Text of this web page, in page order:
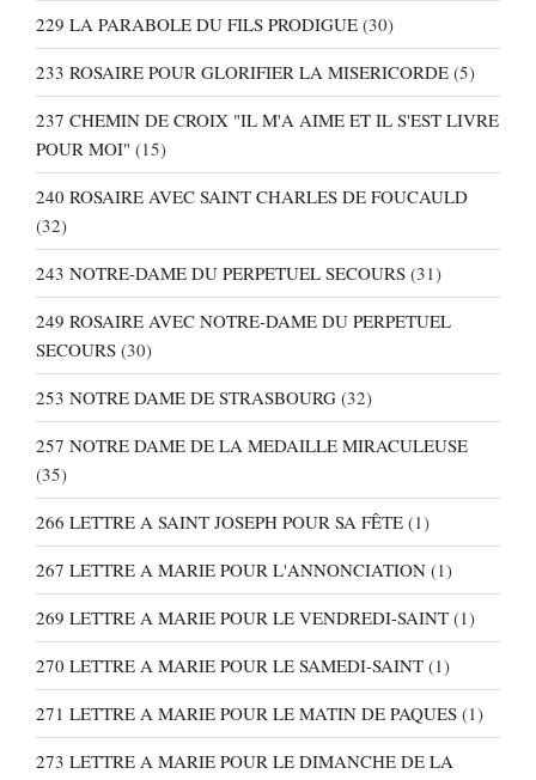
229 LA PARABOLE DU FILS PRODIGUE (30)
233 ROSAIRE POUR GLORIFIER LA MISERICORDE (5)
237 CHEMIN DE CROIX "IL M'A AIME ET IL S'EST LIVRE
POUR MOI" (15)
240 ROSAIRE AVEC SAINT CHARLES DE FOUCAULD
(32)
243 NOTRE-DAME DU PERPETUEL SECOURS (31)
249 ROSAIRE AVEC NOTRE-DAME DU PERPETUEL
SECOURS (30)
253 NOTRE DAME DE STRASBOURG (32)
257 NOTRE DAME DE LA MEDAILLE MIRACULEUSE
(35)
266 LETTRE A SAINT JOSEPH POUR SA FÊTE (1)
267 LETTRE A MARIE POUR L'ANNONCIATION (1)
269 LETTRE A MARIE POUR LE VENDREDI-SAINT (1)
270 LETTRE A MARIE POUR LE SAMEDI-SAINT (1)
271 LETTRE A MARIE POUR LE MATIN DE PAQUES (1)
273 LETTRE A MARIE POUR LE DIMANCHE DE LA